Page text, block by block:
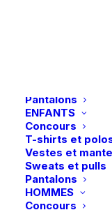
Pantalons
ENFANTS
Concours
T-shirts et
Vestes et
Sweats et pulls
Pantalons
HOMMES
Concours
Eskadron |
Mesh
Eskadron |